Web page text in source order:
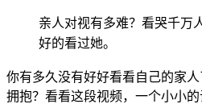
亲人对视有多难？看哭千万
好的看过她。
你有多久没有好好看看自己的家
拥抱？看看这段视频，一个小小